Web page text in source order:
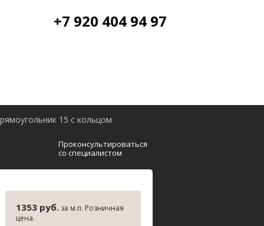
+7 920 404 94 97
15 с кольцом
Проконсультироваться
со специалистом
1353 руб. за м.п. Розничная
цена.